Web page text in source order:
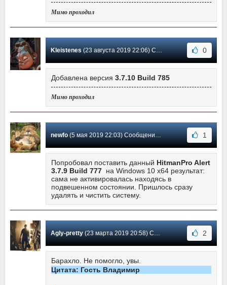
Мимо проходил
Kleistenes(23 августа 2019 22:06) Сообщение #133 0
Добавлена версия 3.7.10 Build 785
Мимо проходил
newfo(5 мая 2019 22:03) Сообщение #132 1
Попробовал поставить данный HitmanPro Alert
3.7.9 Build 777 на Windows 10 x64 результат:
сама не активировалась находясь в
подвешенном состоянии. Пришлось сразу
удалять и чистить систему.
Agly-pretty(23 марта 2019 20:58) Сообщение #131 2
Барахло. Не помогло, увы.
Цитата: Гость Владимир